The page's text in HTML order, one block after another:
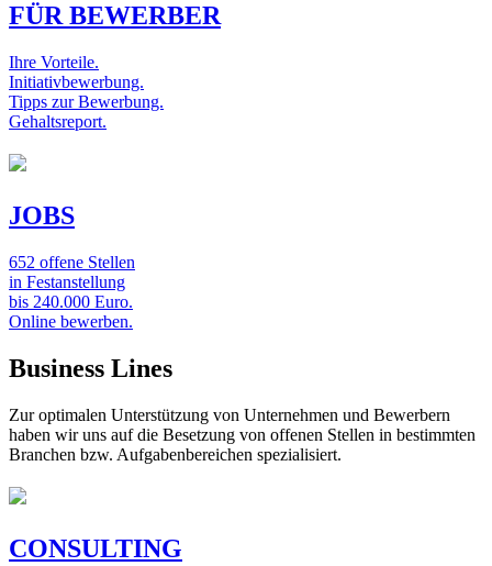
FÜR BEWERBER
Ihre Vorteile.
Initiativbewerbung.
Tipps zur Bewerbung.
Gehaltsreport.
JOBS
652 offene Stellen
in Festanstellung
bis 240.000 Euro.
Online bewerben.
Business Lines
Zur optimalen Unterstützung von Unternehmen und Bewerbern
haben wir uns auf die Besetzung von offenen Stellen in bestimmten
Branchen bzw. Aufgabenbereichen spezialisiert.
CONSULTING